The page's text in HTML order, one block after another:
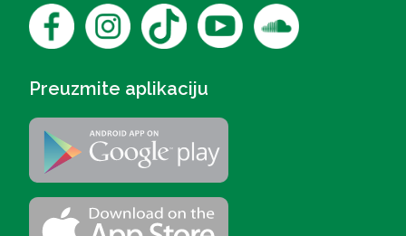
Preuzmite aplikaciju